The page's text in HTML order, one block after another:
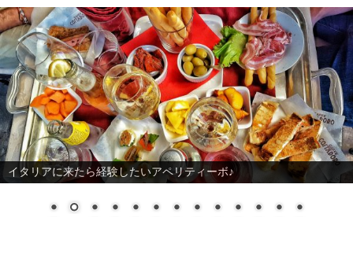
イタリアに来たら経験したいアペリティーボ♪